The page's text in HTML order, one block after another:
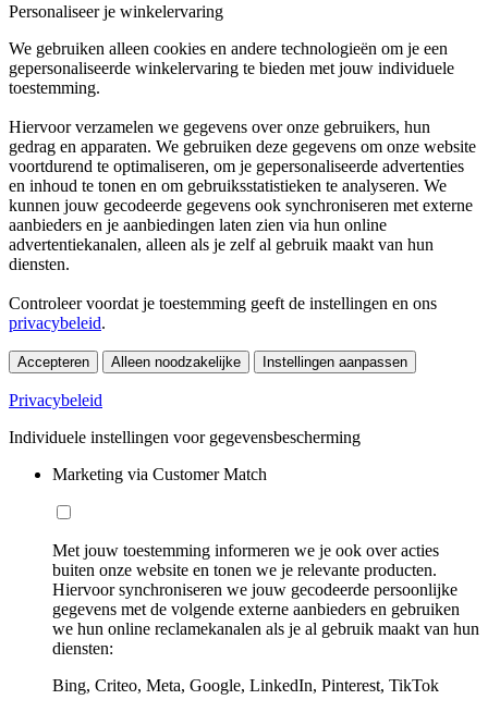
Personaliseer je winkelervaring
We gebruiken alleen cookies en andere technologieën om je een
gepersonaliseerde winkelervaring te bieden met jouw individuele
toestemming.
Hiervoor verzamelen we gegevens over onze gebruikers, hun
gedrag en apparaten. We gebruiken deze gegevens om onze website
voortdurend te optimaliseren, om je gepersonaliseerde advertenties
en inhoud te tonen en om gebruiksstatistieken te analyseren. We
kunnen jouw gecodeerde gegevens ook synchroniseren met externe
aanbieders en je aanbiedingen laten zien via hun online
advertentiekanalen, alleen als je zelf al gebruik maakt van hun
diensten.
Controleer voordat je toestemming geeft de instellingen en ons
privacybeleid.
Accepteren Alleen noodzakelijke Instellingen aanpassen
Privacybeleid
Individuele instellingen voor gegevensbescherming
Marketing via Customer Match
Met jouw toestemming informeren we je ook over acties
buiten onze website en tonen we je relevante producten.
Hiervoor synchroniseren we jouw gecodeerde persoonlijke
gegevens met de volgende externe aanbieders en gebruiken
we hun online reclamekanalen als je al gebruik maakt van hun
diensten:
Bing, Criteo, Meta, Google, LinkedIn, Pinterest, TikTok